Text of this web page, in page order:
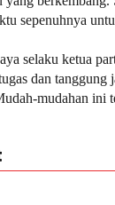
sepenuhnya
selaku ketua
dan
mudahan